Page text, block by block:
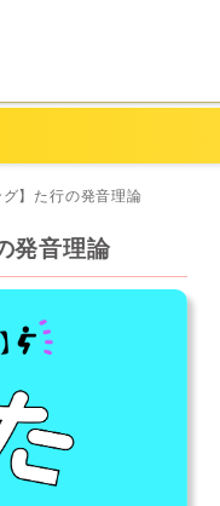
グ】た行の発音理論
発音理論